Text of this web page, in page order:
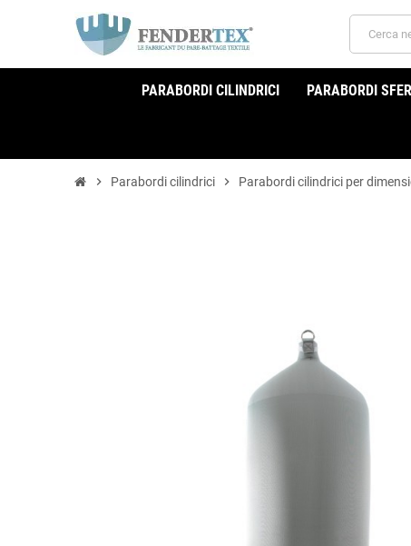
PARABORDI CILINDRICI PARABORDI
chevron_right Parabordi cilindrici chevron_right Parabordi cilindrici per